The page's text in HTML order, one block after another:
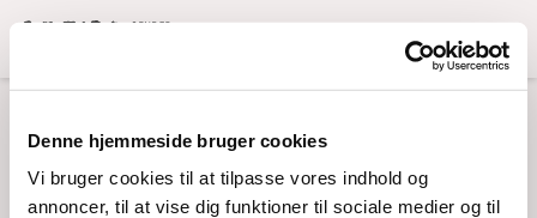
Denne hjemmeside bruger cookies
Vi bruger cookies til at tilpasse vores indhold og
annoncer, til at vise dig funktioner til sociale medier og til
Menu
IMG_20230605_143721